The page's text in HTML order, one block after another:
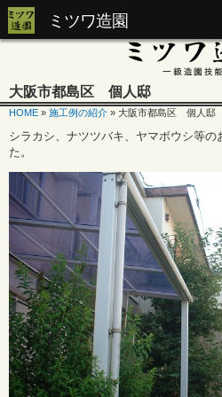
ミツワ造園
大阪市都島区 個人邸
HOME » 施工例の紹介 » 大阪市都島区 個人邸
シラカシ、ナツツバキ、ヤマボウシ等の
た。